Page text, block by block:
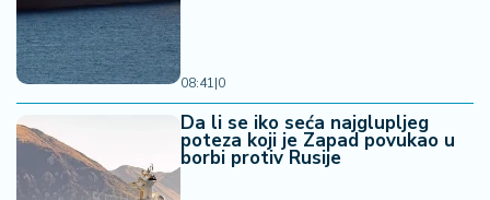
08:41|0
Da li se iko seća najglupljeg
poteza koji je Zapad povukao u
borbi protiv Rusije